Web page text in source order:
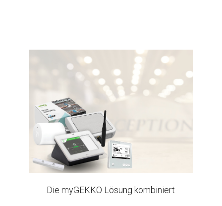
Die myGEKKO Lösung kombiniert